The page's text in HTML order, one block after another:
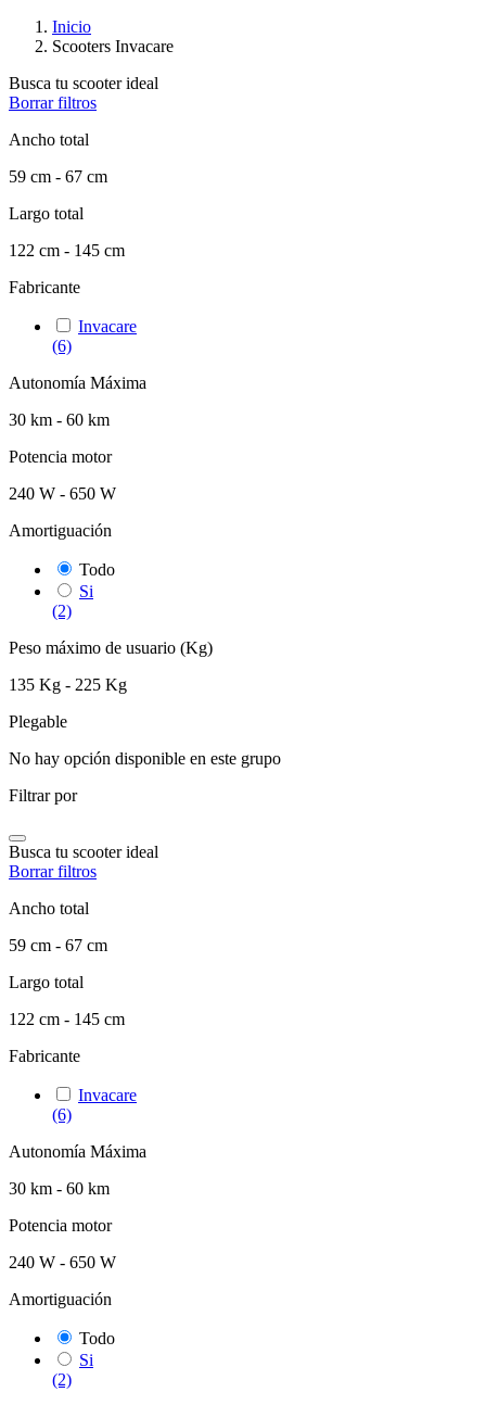
Inicio
Scooters Invacare
Busca tu scooter ideal
Borrar filtros
Ancho total
59 cm - 67 cm
Largo total
122 cm - 145 cm
Fabricante
Invacare
(6)
Autonomía Máxima
30 km - 60 km
Potencia motor
240 W - 650 W
Amortiguación
Todo
Si
(2)
Peso máximo de usuario (Kg)
135 Kg - 225 Kg
Plegable
No hay opción disponible en este grupo
Filtrar por
Busca tu scooter ideal
Borrar filtros
Ancho total
59 cm - 67 cm
Largo total
122 cm - 145 cm
Fabricante
Invacare
(6)
Autonomía Máxima
30 km - 60 km
Potencia motor
240 W - 650 W
Amortiguación
Todo
Si
(2)